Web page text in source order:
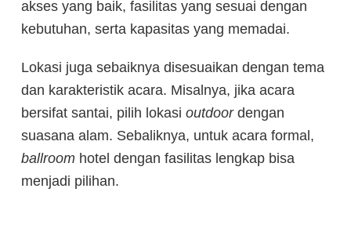
akses yang baik, fasilitas yang sesuai dengan
kebutuhan, serta kapasitas yang memadai.
Lokasi juga sebaiknya disesuaikan dengan tema
dan karakteristik acara. Misalnya, jika acara
bersifat santai, pilih lokasi outdoor dengan
suasana alam. Sebaliknya, untuk acara formal,
ballroom hotel dengan fasilitas lengkap bisa
menjadi pilihan.